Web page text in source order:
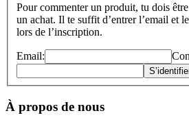
Pour commenter un produit, tu dois
un achat. Il te suffit d’entrer l’email et
lors de l’inscription.
Email:
À propos de nous